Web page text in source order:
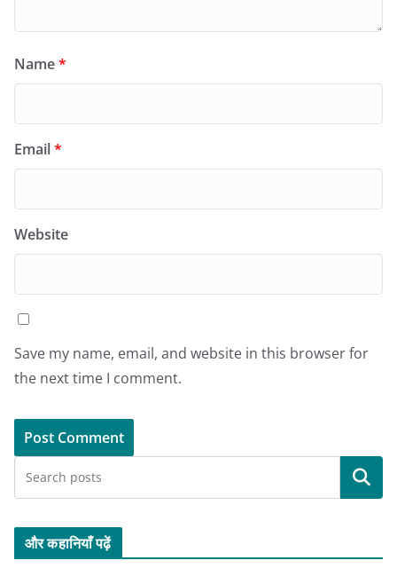
Name*
Email*
Website
Save my name, email, and website in this browser for
the next time I comment.
Search
और कहानियाँ पढ़ें